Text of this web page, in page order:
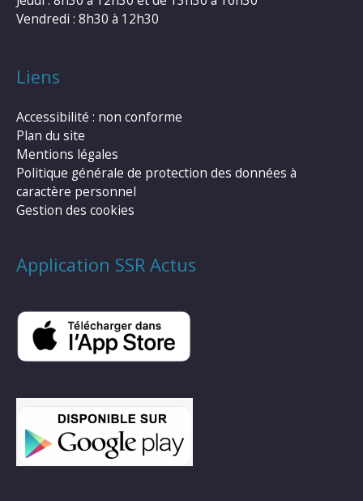
Vendredi : 8h30 à 12h30
Liens
Accessibilité : non conforme
Plan du site
Mentions légales
Politique générale de protection des données à
caractère personnel
Gestion des cookies
Application SSR Actus